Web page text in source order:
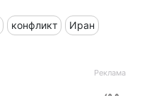
конфликт Иран